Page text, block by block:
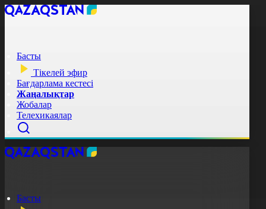
Басты
Тікелей эфир
Бағдарлама кестесі
Жаңалықтар
Жобалар
Телехикаялар
Басты